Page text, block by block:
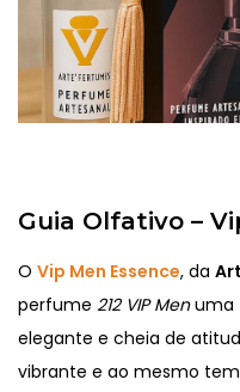
Guia Olfativo –
O Vip Men Essence, da
perfume 212 VIP Menuma
elegante e cheia de
vibrante e ao mesmo